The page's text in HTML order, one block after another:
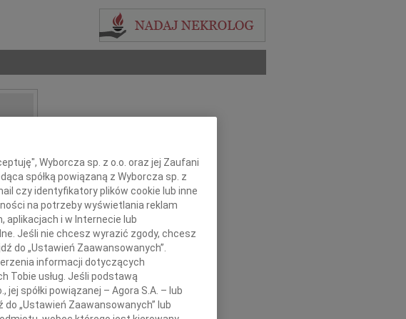
Wyborcza sp. z o.o. oraz jej Zaufani
spółką powiązaną z Wyborcza sp. z
czy identyfikatory plików cookie lub inne
na potrzeby wyświetlania reklam
i w Internecie lub
Jeśli nie chcesz wyrazić zgody, chcesz
do „Ustawień Zaawansowanych”.
informacji dotyczących
Tobie usług. Jeśli podstawą
spółki powiązanej – Agora S.A. – lub
„Ustawień Zaawansowanych” lub